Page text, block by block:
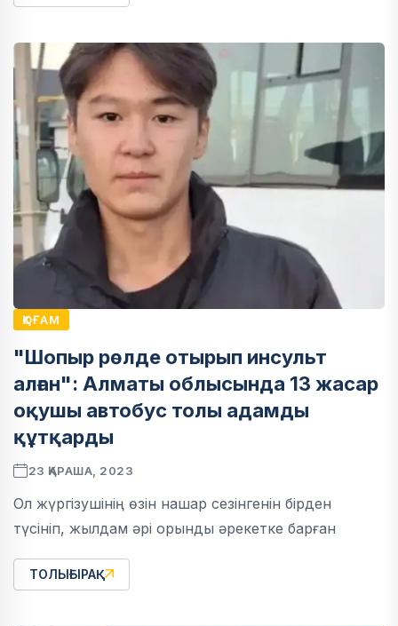
ҚОҒАМ
"Шопыр рөлде отырып инсульт
алған": Алматы облысында 13 жасар
оқушы автобус толы адамды
құтқарды
23 ҚАРАША, 2023
Ол жүргізушінің өзін нашар сезінгенін бірден
түсініп, жылдам әрі орынды әрекетке барған
ТОЛЫҒЫРАҚ